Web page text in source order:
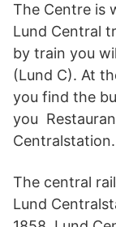
The Centre is
Lund Central
by train you
(Lund C). At
you find the
you
Centralstation.
The central
Lund